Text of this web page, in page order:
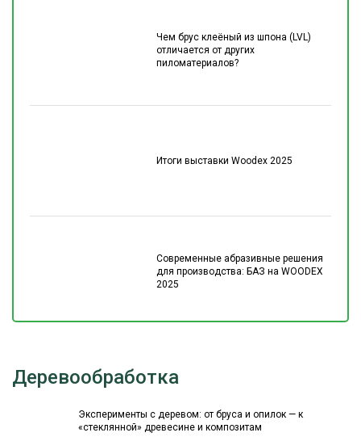
Чем брус клеёный из шпона (LVL)
отличается от других
пиломатериалов?
Итоги выставки Woodex 2025
Современные абразивные решения
для производства: БАЗ на WOODEX
2025
Деревообработка
Эксперименты с деревом: от бруса и опилок — к
«стеклянной» древесине и композитам